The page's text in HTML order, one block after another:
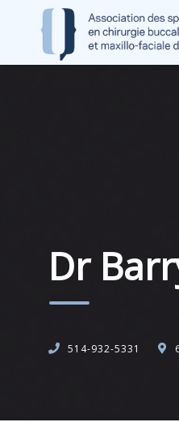
Dr
514-932-5331